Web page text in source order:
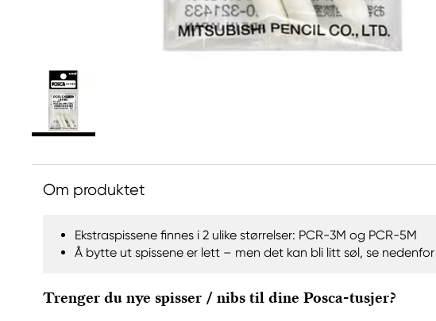
Om produktet
Ekstraspissene finnes i 2 ulike størrelser: PCR-3M og PCR-5M
Å bytte ut spissene er lett – men det kan bli litt søl, se nedenfor
Trenger du nye spisser / nibs til dine Posca-tusjer?